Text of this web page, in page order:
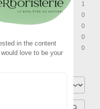
1
0
0
0
0